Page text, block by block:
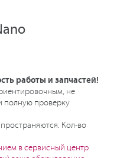
работы и запчастей!
не
полную проверку
Кол-во
в сервисный центр